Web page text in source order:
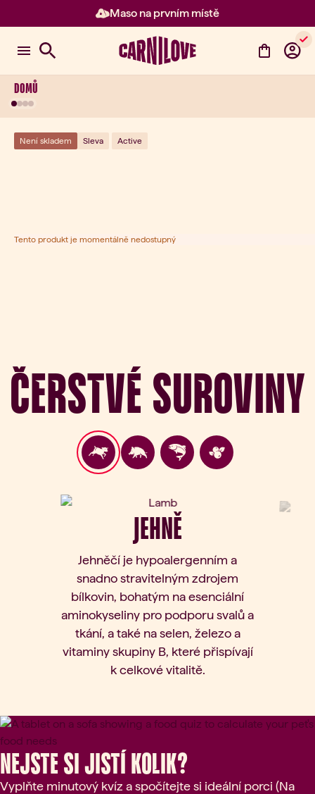
Maso na prvním místě
Položka 2 z 3: Maso na prvním
DOMŮ
Není skladem Sleva Active
Tento produkt je momentálně nedostupný
Čerstvé suroviny
JEHNĚ
Jehněčí je hypoalergenním a
snadno stravitelným zdrojem
bílkovin, bohatým na esenciální
aminokyseliny pro podporu svalů a
tkání, a také na selen, železo a
vitaminy skupiny B, které přispívají
k celkové vitalitě.
Nejste si jistí kolik?
Vyplňte minutový kvíz a spočítejte si ideální porci (Na